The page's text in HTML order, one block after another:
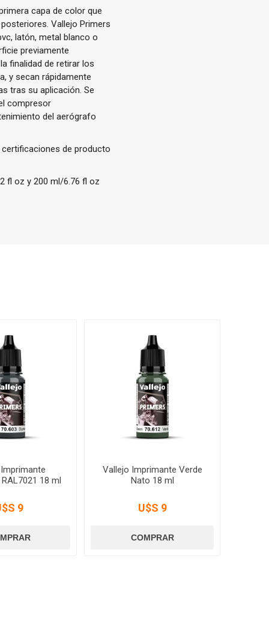
capa de color que
Vallejo Primers
latón, metal blanco o
previamente
finalidad de retirar los
y secan rápidamente
tras su aplicación. Se
compresor
del aerógrafo
de producto
fl oz y 200 ml/6.76 fl oz
18 ml
9
Vallejo Imprimante Verde
Nato 18 ml
U$S 9